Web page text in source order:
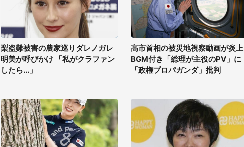
梨盗難被害の農家巡りダレノガレ
明美が呼びかけ 「私がクラファン
したら...」
高市首相の被災地視察動画が炎上
BGM付き「総理が主役のPV」に
「政権プロパガンダ」批判